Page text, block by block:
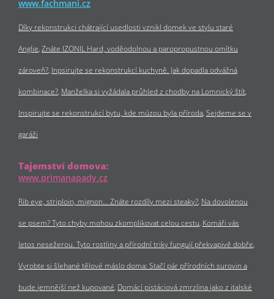
www.fachmani.cz
Díky rekonstrukci chátrající usedlosti vznikl domek ve stylu staré
Anglie Znáte IZONIL Hard, voděodolnou a paropropustnou omítku
zároveň? Inpsirujte se rekonstrukcí kuchyně. Jak dopadla odvážná
kombinace? Manželka si vyžádala průhled z chodby na Lomnický štít
Inspirujte se rekonstrukcí bytu, kde múzou byla příroda Sejdeme se v
garáži
Tajemství domova:
www.primanapady.cz
Rib eye, striploin, mignon… Znáte rozdíly mezi steaky? Na dovolenou
se psem? Tyto chyby mohou zkomplikovat celou cestu Komáři vás
letos nesežerou. Tyto rostliny a přírodní triky fungují překvapivě dobře
Vyrobte si šlehané tělové máslo doma: Stačí pár přírodních surovin a
bude jemnější než kupované Domácí pistáciová zmrzlina jako z italské